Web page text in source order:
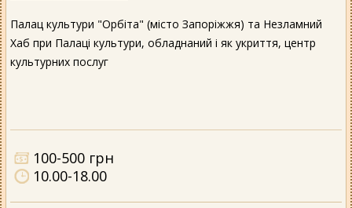
Палац культури "Орбіта" (місто Запоріжжя) та Незламний
Хаб при Палаці культури, обладнаний і як укриття, центр
культурних послуг
100-500 грн
10.00-18.00